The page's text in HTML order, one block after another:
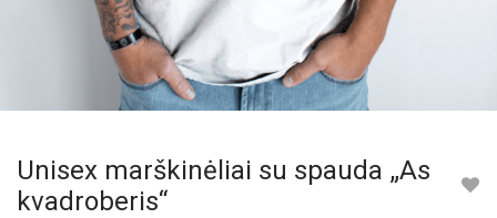
Unisex marškinėliai su spauda „As
kvadroberis“